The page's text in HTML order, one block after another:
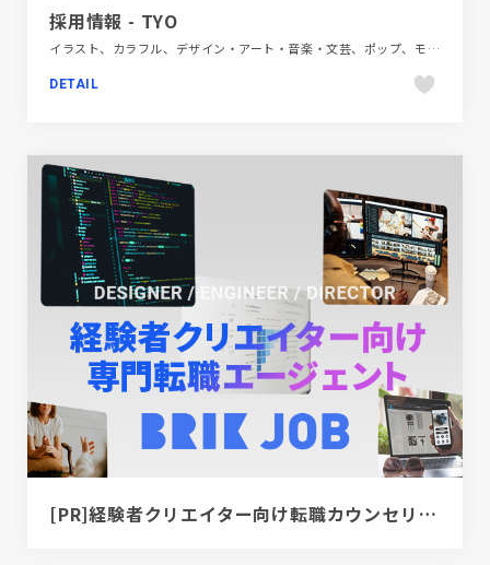
採用情報 - TYO
イラスト、カラフル、デザイン・アート・音楽・文芸、ポップ、モーション多め、新卒・中途採用サイト
DETAIL
[PR]経験者クリエイター向け転職カウンセリング｜デザイナー / ディレクター / エンジニア